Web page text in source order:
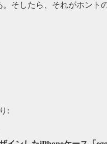
そしたら、それがホント
: